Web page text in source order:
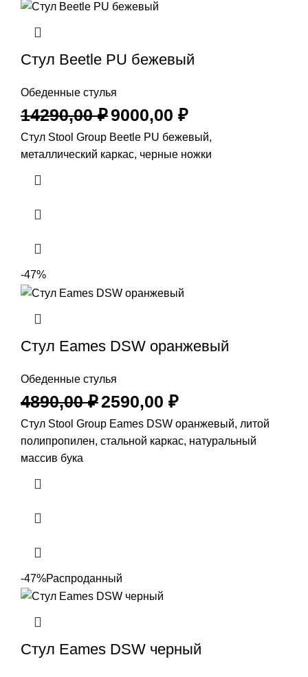
Стул Beetle PU бежевый
Обеденные стулья
14290,00₽9000,00 ₽
Стул Stool Group Beetle PU бежевый,
металлический каркас, черные ножки
-47%
Стул Eames DSW оранжевый
Обеденные стулья
4890,00₽2590,00 ₽
Стул Stool Group Eames DSW оранжевый, литой
полипропилен, стальной каркас, натуральный
массив бука
-47%Распроданный
Стул Eames DSW черный